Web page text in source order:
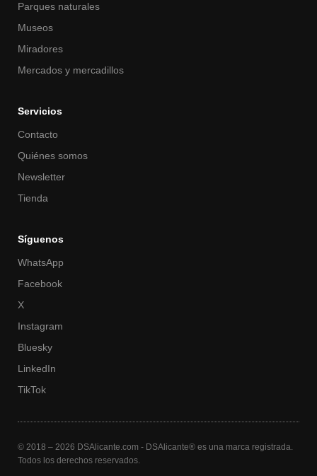
Parques naturales
Museos
Miradores
Mercados y mercadillos
Servicios
Contacto
Quiénes somos
Newsletter
Tienda
Síguenos
WhatsApp
Facebook
X
Instagram
Bluesky
LinkedIn
TikTok
© 2018 – 2026 DSAlicante.com - DSAlicante® es una marca registrada.
Todos los derechos reservados.